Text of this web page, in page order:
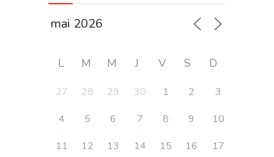
L M M J V S D
27 28 29 30 1 2
3
4
5 6 7 8 9
10
11
12 13 14 15 16
17